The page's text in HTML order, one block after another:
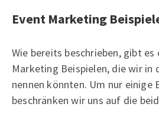
Event Marketing
Wie bereits beschrieben, gibt es
Marketing Beispielen, die wir in
nennen könnten. Um nur einige
beschränken wir uns auf die